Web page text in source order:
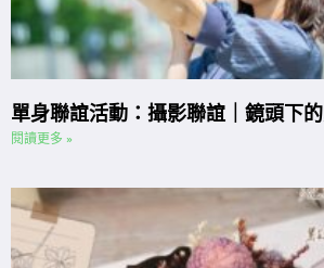
單身聯誼活動：攝影聯誼｜鏡頭下
閱讀更多 »